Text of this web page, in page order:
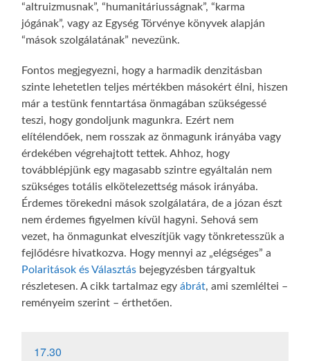
“altruizmusnak”, “humanitáriusságnak”, “karma
jógának”, vagy az Egység Törvénye könyvek alapján
“mások szolgálatának” nevezünk.
Fontos megjegyezni, hogy a harmadik denzitásban
szinte lehetetlen teljes mértékben másokért élni, hiszen
már a testünk fenntartása önmagában szükségessé
teszi, hogy gondoljunk magunkra. Ezért nem
elítélendőek, nem rosszak az önmagunk irányába vagy
érdekében végrehajtott tettek. Ahhoz, hogy
továbblépjünk egy magasabb szintre egyáltalán nem
szükséges totális elkötelezettség mások irányába.
Érdemes törekedni mások szolgálatára, de a józan észt
nem érdemes figyelmen kívül hagyni. Sehová sem
vezet, ha önmagunkat elveszítjük vagy tönkretesszük a
fejlődésre hivatkozva. Hogy mennyi az „elégséges” a
Polaritások és Választás bejegyzésben tárgyaltuk
részletesen. A cikk tartalmaz egyábrát, ami szemléltei –
reményeim szerint – érthetően.
17.30